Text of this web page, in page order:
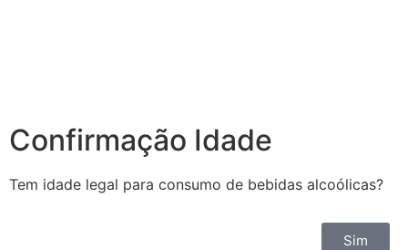
Confirmação Idade
Tem idade legal para consumo de bebidas alcoólicas?
Sim